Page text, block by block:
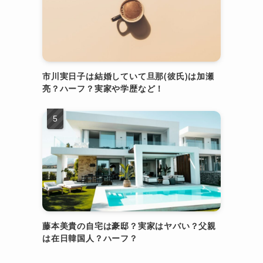
市川実日子は結婚していて旦那(彼氏)は加瀬
亮？ハーフ？実家や学歴など！
藤本美貴の自宅は豪邸？実家はヤバい？父親
は在日韓国人？ハーフ？